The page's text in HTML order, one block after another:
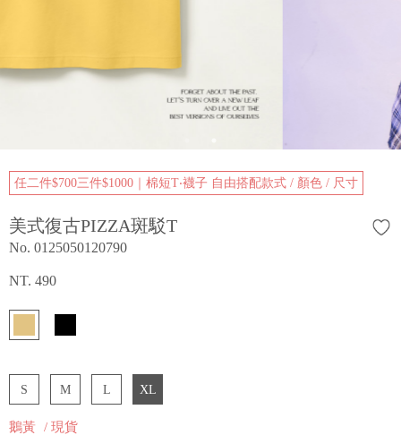
任二件$700三件$1000｜棉短T‧襪子 自由搭配款式 / 顏色 / 尺寸
美式復古PIZZA斑駁T
No. 0125050120790
NT. 490
S M L XL
鵝黃 / 現貨